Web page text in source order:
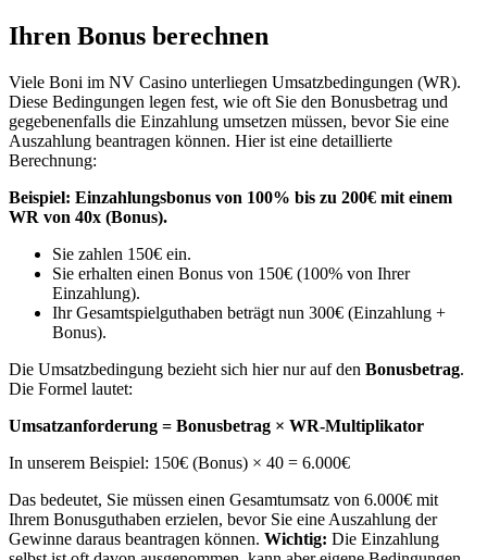
Ihren Bonus berechnen
Viele Boni im NV Casino unterliegen Umsatzbedingungen (WR).
Diese Bedingungen legen fest, wie oft Sie den Bonusbetrag und
gegebenenfalls die Einzahlung umsetzen müssen, bevor Sie eine
Auszahlung beantragen können. Hier ist eine detaillierte
Berechnung:
Beispiel: Einzahlungsbonus von 100% bis zu 200€ mit einem
WR von 40x (Bonus).
Sie zahlen 150€ ein.
Sie erhalten einen Bonus von 150€ (100% von Ihrer
Einzahlung).
Ihr Gesamtspielguthaben beträgt nun 300€ (Einzahlung +
Bonus).
Die Umsatzbedingung bezieht sich hier nur auf den Bonusbetrag.
Die Formel lautet:
Umsatzanforderung = Bonusbetrag × WR-Multiplikator
In unserem Beispiel: 150€ (Bonus) × 40 = 6.000€
Das bedeutet, Sie müssen einen Gesamtumsatz von 6.000€ mit
Ihrem Bonusguthaben erzielen, bevor Sie eine Auszahlung der
Gewinne daraus beantragen können. Wichtig: Die Einzahlung